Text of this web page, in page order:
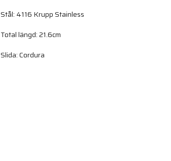
Stål: 4116 Krupp Stainless
Total längd: 21.6cm
Slida: Cordura